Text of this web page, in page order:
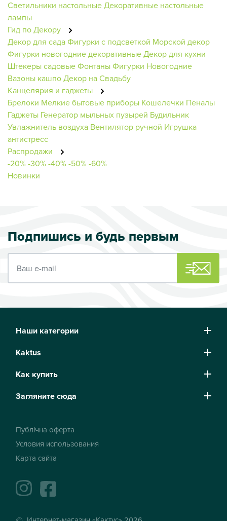
Светильники настольныеДекоративные настольные
лампы
Гид по Декору
Декор для садаФигурки с подсветкой Морской декор
Фигурки новогодние декоративныеДекор для кухни
Штекеры садовыеФонтаныФигурки Новогодние
Вазоны кашпоДекор на Свадьбу
Канцелярия и гаджеты
Брелоки Мелкие бытовые приборы Кошелечки Пеналы
Гаджеты Генератор мыльных пузырей Будильник
Увлажнитель воздуха Вентилятор ручной Игрушка
антистресс
Распродажи
-20%-30%-40%-50%-60%
Новинки
Подпишись и будь первым
Наши категории
Kaktus
Как купить
Загляните сюда
Публічна оферта
Условия использования
Карта сайта
instagramfacebook